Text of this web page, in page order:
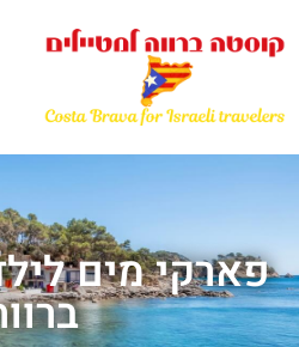
פארקי מים